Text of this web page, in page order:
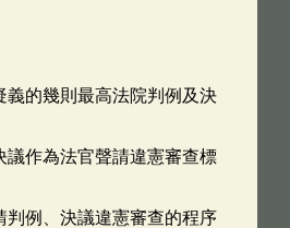
的幾則最高法院判例及決
作為法官聲請違憲審查標
例、決議違憲審查的程序